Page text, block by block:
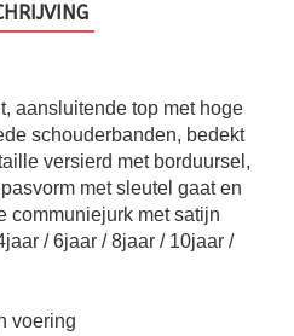
aansluitende top met hoge
schouderbanden, bedekt
versierd met borduursel,
met sleutel gaat en
communiejurk met satijn
/ 6jaar / 8jaar / 10jaar /
voering